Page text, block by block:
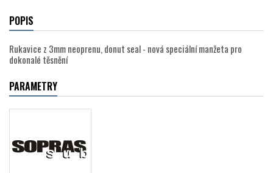
POPIS
Rukavice z 3mm neoprenu, donut seal - nová speciální manžeta pro
dokonalé těsnění
PARAMETRY